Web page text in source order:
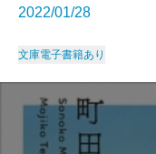
2022/01/28
文庫電子書籍あり